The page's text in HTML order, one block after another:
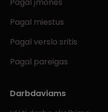
Pagal miestus
Pagal verslo sritis
Pagal pareigas
Darbdaviams